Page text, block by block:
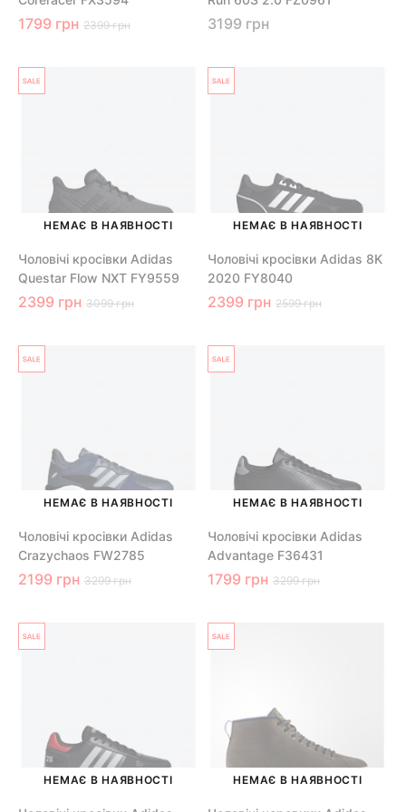
1799 грн 2399 грн 3199 грн
НЕМАЄ В НАЯВНОСТІ
Чоловічі кросівки Adidas
Questar Flow NXT FY9559
2399 грн 3099 грн
НЕМАЄ В НАЯВНОСТІ
Чоловічі кросівки Adidas 8K
2020 FY8040
2399 грн 2599 грн
НЕМАЄ В НАЯВНОСТІ
Чоловічі кросівки Adidas
Crazychaos FW2785
2199 грн 3299 грн
НЕМАЄ В НАЯВНОСТІ
Чоловічі кросівки Adidas
Advantage F36431
1799 грн 3299 грн
НЕМАЄ В НАЯВНОСТІ НЕМАЄ В НАЯВНОСТІ